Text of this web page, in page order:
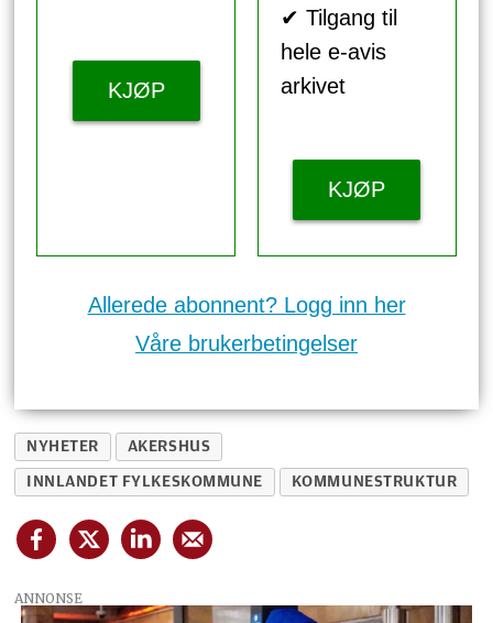
KJØP
✔ Tilgang til
hele e-avis
arkivet
KJØP
Allerede abonnent? Logg inn her
Våre brukerbetingelser
NYHETER AKERSHUS
INNLANDET FYLKESKOMMUNE KOMMUNESTRUKTUR
ANNONSE